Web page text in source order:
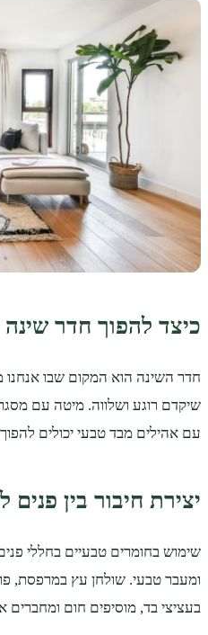
כיצד להפוך חדר
חדר השינה הוא המקום שבו אנחנו
שיקדם רוגע ושלווה. מיטה עם
עם אהילים מבד טבעי יכולים
יצירת חיבור בין
שימוש בחומרים טבעיים בחללי
ומעבר טבעי. שולחן עץ במרפסת,
בעציצי בד, מוסיפים חום ומחברים